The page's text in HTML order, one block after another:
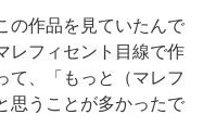
の作品を見ていたんで
レフィセント目線で作
て、「もっと（マレフ
思うことが多かったで